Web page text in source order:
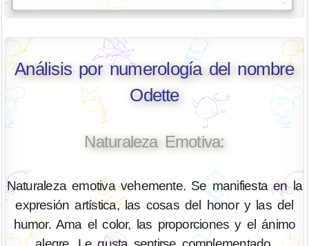
Análisis por numerología del nombre
Odette
Naturaleza Emotiva:
Naturaleza emotiva vehemente. Se manifiesta en la
expresión artística, las cosas del honor y las del
humor. Ama el color, las proporciones y el ánimo